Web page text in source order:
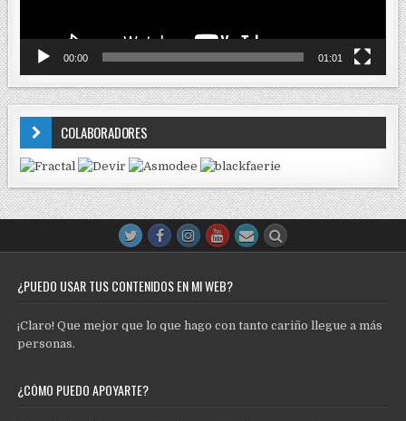
00:00 01:01
COLABORADORES
¿PUEDO USAR TUS CONTENIDOS EN MI WEB?
¡Claro! Que mejor que lo que hago con tanto cariño llegue a más
personas.
¿CÓMO PUEDO APOYARTE?